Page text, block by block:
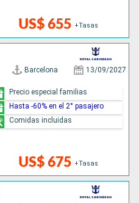
US$ 655 +Tasas
Barcelona 13/09/2027
US$ 675 +Tasas
Precio especial familias
Hasta -60% en el 2° pasajero
Comidas incluidas